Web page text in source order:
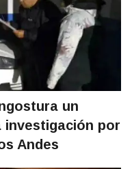
un
investigación por
Andes